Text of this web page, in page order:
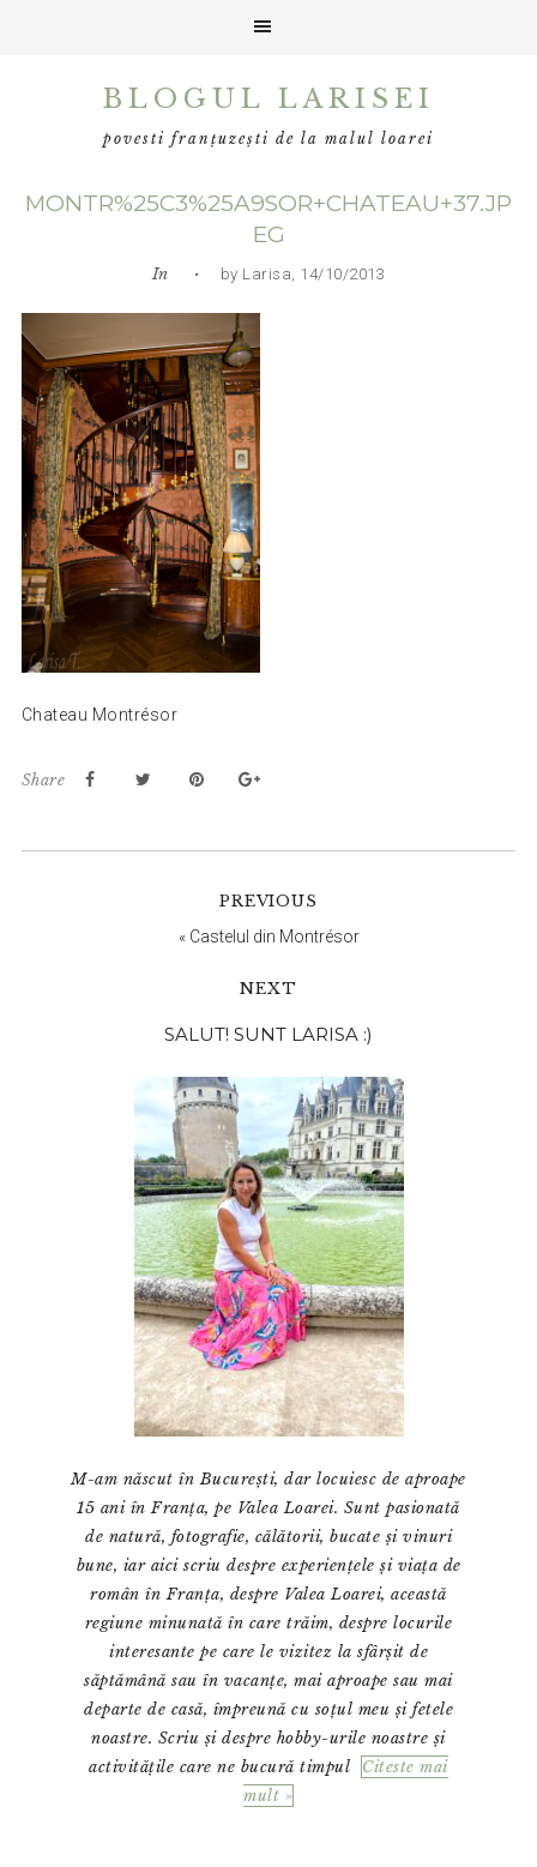
BLOGUL LARISEI
povesti franțuzești de la malul loarei
MONTR%25C3%25A9SOR+CHATEAU+37.JP
EG
In • by Larisa, 14/10/2013
Chateau Montrésor
Share
PREVIOUS
« Castelul din Montrésor
NEXT
principală
SALUT! SUNT LARISA :)
M-am născut în București, dar locuiesc de aproape
15 ani în Franța, pe Valea Loarei. Sunt pasionată
de natură, fotografie, călătorii, bucate și vinuri
bune, iar aici scriu despre experiențele și viața de
român în Franța, despre Valea Loarei, această
regiune minunată în care trăim, despre locurile
interesante pe care le vizitez la sfârșit de
săptămână sau în vacanțe, mai aproape sau mai
departe de casă, împreună cu soțul meu și fetele
noastre. Scriu și despre hobby-urile noastre și
activitățile care ne bucură timpul
Citeste mai
mult »